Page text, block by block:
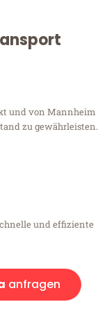
und von Mannheim
zu gewährleisten.
und effiziente
anfragen